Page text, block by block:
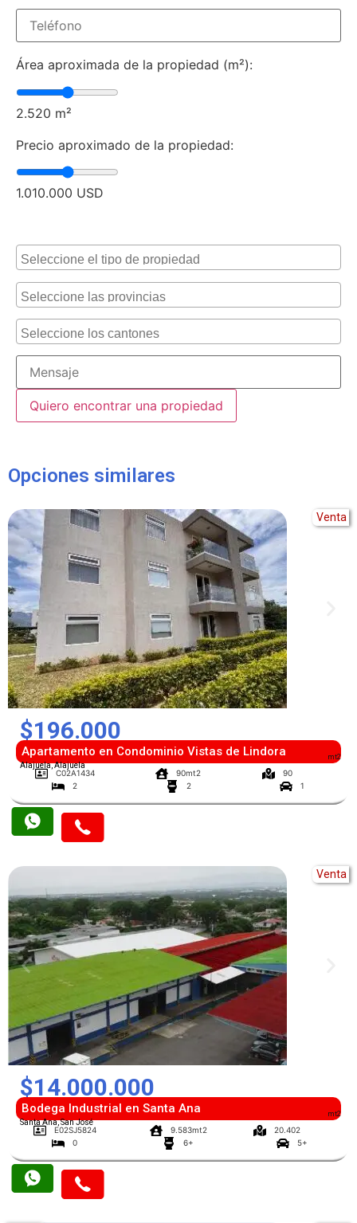
Área aproximada de la propiedad (m²):
2.520 m²
Precio aproximado de la propiedad:
1.010.000 USD
Opciones similares
mt2
Venta
$196.000
Apartamento en Condominio Vistas de Lindora
Alajuela, Alajuela
C02A1434 90mt2
90
2
2 1
mt2
Venta
$14.000.000
Bodega Industrial en Santa Ana
Santa Ana, San José
E02SJ5824 9.583mt2
20.402
0
6+ 5+